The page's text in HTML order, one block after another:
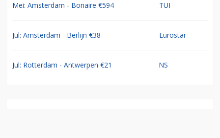
Mei: Amsterdam - Bonaire €594 TUI
Jul: Amsterdam - Berlijn €38 Eurostar
Jul: Rotterdam - Antwerpen €21 NS